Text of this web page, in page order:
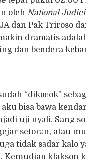
oleh National
dan Pak Triroso
dramatis
dan bendera
“dikocok”
bisa bawa
uji nyali. Sang
setoran, atau
tidak sadar kalo
Kemudian klakson